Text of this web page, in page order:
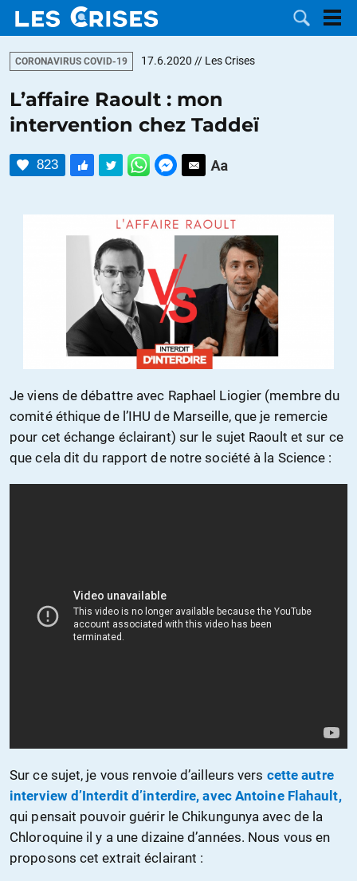
DOSSIERS
CATÉGORIES
MOTS CLÉS
CORONAVIRUS COVID-19 17.6.2020 // Les Crises
L’affaire Raoult : mon
intervention chez Taddeï
823
Je viens de débattre avec Raphael Liogier (membre du
comité éthique de l’IHU de Marseille, que je remercie
pour cet échange éclairant) sur le sujet Raoult et sur ce
que cela dit du rapport de notre société à la Science :
Sur ce sujet, je vous renvoie d’ailleurs vers cette autre
interview d’Interdit d’interdire, avec Antoine Flahault,
qui pensait pouvoir guérir le Chikungunya avec de la
Chloroquine il y a une dizaine d’années. Nous vous en
proposons cet extrait éclairant :